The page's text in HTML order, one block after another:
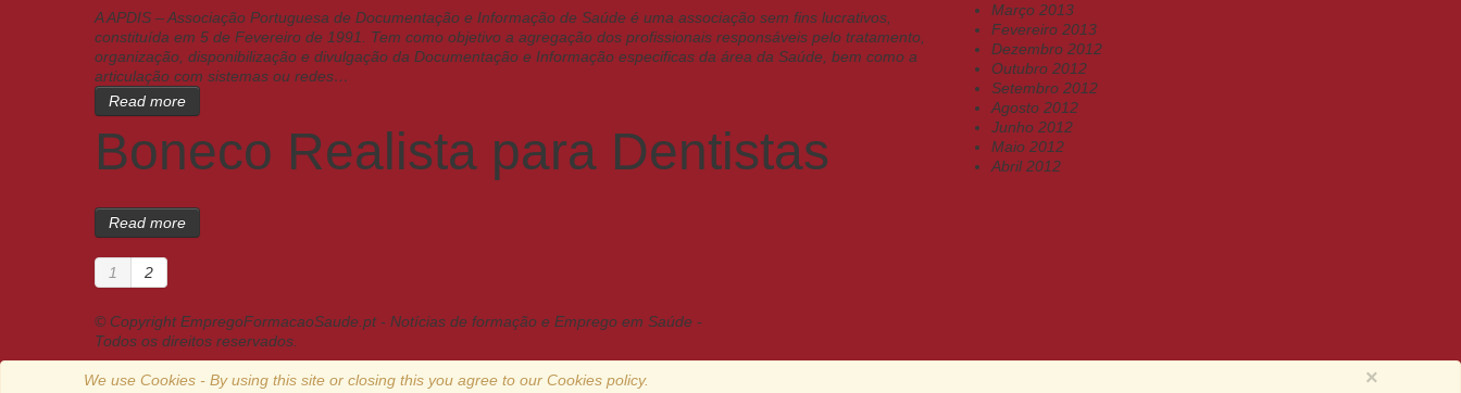
A APDIS – Associação Portuguesa de Documentação e Informação de Saúde é uma associação sem fins lucrativos,
constituída em 5 de Fevereiro de 1991. Tem como objetivo a agregação dos profissionais responsáveis pelo tratamento,
organização, disponibilização e divulgação da Documentação e Informação especificas da área da Saúde, bem como a
articulação com sistemas ou redes…
Read more
Boneco Realista para Dentistas
Read more
1 2
Março 2013
Fevereiro 2013
Dezembro 2012
Outubro 2012
Setembro 2012
Agosto 2012
Junho 2012
Maio 2012
Abril 2012
© Copyright EmpregoFormacaoSaude.pt - Notícias de formação e Emprego em Saúde -
Todos os direitos reservados.
×
We use Cookies - By using this site or closing this you agree to our Cookies policy.